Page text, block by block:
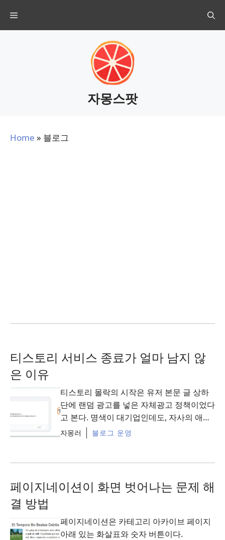
content
Menu
자몽스팟
Home » 블로그
티스토리 서비스 종료가 얼마 남지 않
은 이유
티스토리 몰락의 시작은 유저 본문 글 상하
단에 랜덤 광고를 넣은 자체광고 정책이었다
고 본다. 명색이 대기업인데도, 자사의 애드
핏도 아닌 구글 애드센스 광고를 유저 수익
비중이 가장 ...
자몽러 블로그 운영
페이지네이션이 화면 벗어나는 문제 해
결 방법
페이지네이션은 카테고리 아카이브 페이지
아래 있는 화살표와 숫자 버튼이다.